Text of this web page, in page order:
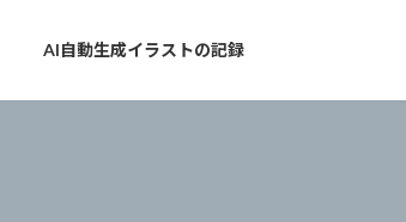
AI自動生成イラストの記録